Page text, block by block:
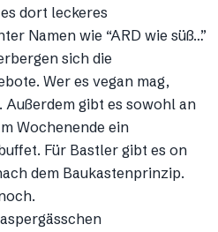
dort leckeres
Namen wie “ARD wie süß…”
sich die
Wer es vegan mag,
gibt es sowohl an
Wochenende ein
Für Bastler gibt es on
dem Baukastenprinzip.